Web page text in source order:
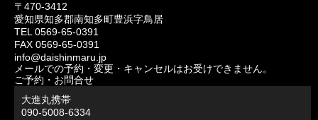
〒470-3412
愛知県知多郡南知多町豊浜字鳥居
TEL 0569-65-0391
FAX 0569-65-0391
info@daishinmaru.jp
メールでの予約・変更・キャンセルはお受けできません。
ご予約・お問合せ
大進丸携帯
090-5008-6334